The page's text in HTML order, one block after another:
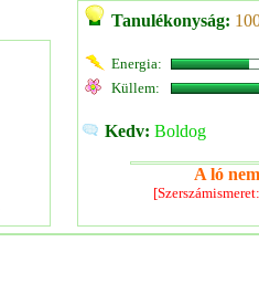
Tanulékonyság:
Energia:
Küllem:
Kedv: Boldog
A ló